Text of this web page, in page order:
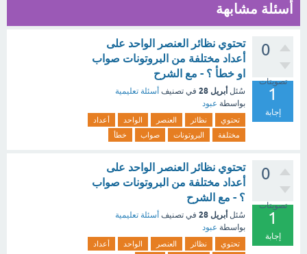
أسئلة مشابهة
0
تصويتات
1
إجابة
تحتوي نظائر العنصر الواحد على
أعداد مختلفة من البروتونات صواب
او خطأ ؟ - مع الشرح
سُئل أبريل 28 في تصنيف أسئلة تعليمية
بواسطة عبود
تحتوي نظائر العنصر الواحد
أعداد
مختلفة
البروتونات صواب خطأ
0
تصويتات
1
إجابة
تحتوي نظائر العنصر الواحد على
أعداد مختلفة من البروتونات صواب
؟ - مع الشرح
سُئل أبريل 28 في تصنيف أسئلة تعليمية
بواسطة عبود
تحتوي نظائر العنصر الواحد
أعداد